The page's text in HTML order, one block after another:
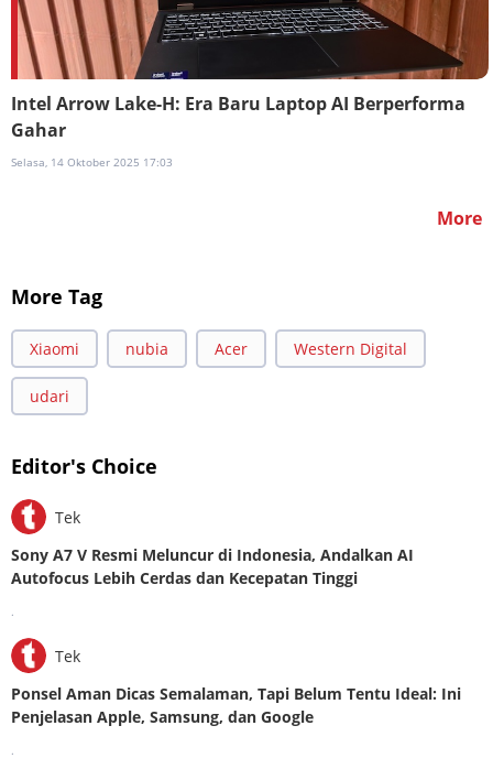
Intel Arrow Lake-H: Era Baru Laptop AI Berperforma
Gahar
Selasa, 14 Oktober 2025 17:03
More
More Tag
Xiaomi nubia Acer Western Digital
udari
Editor's Choice
Tek
Sony A7 V Resmi Meluncur di Indonesia, Andalkan AI
Autofocus Lebih Cerdas dan Kecepatan Tinggi
.
Tek
Ponsel Aman Dicas Semalaman, Tapi Belum Tentu Ideal: Ini
Penjelasan Apple, Samsung, dan Google
.